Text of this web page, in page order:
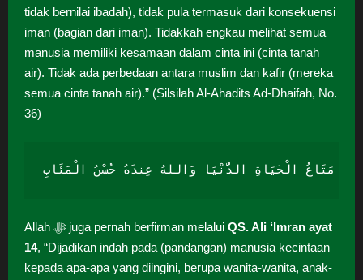
tidak bernilai ibadah), tidak pula termasuk dari konsekuensi
iman (bagian dari iman). Tidakkah engkau melihat semua
manusia memiliki kesamaan dalam cinta ini (cinta tanah
air). Tidak ada perbedaan antara muslim dan kafir (mereka
semua cinta tanah air).” (Silsilah Al-Ahadits Ad-Dhaifah, No.
36)
مَتَاعُ الْحَيَاةِ الدُّنْيَا وَاللهُ عِندَهُ حُسْنُ الْمَئَابِ
Allah ﷻ juga pernah berfirman melalui QS. Ali ‘Imran ayat
14, “Dijadikan indah pada (pandangan) manusia kecintaan
kepada apa-apa yang diingini, berupa wanita-wanita, anak-